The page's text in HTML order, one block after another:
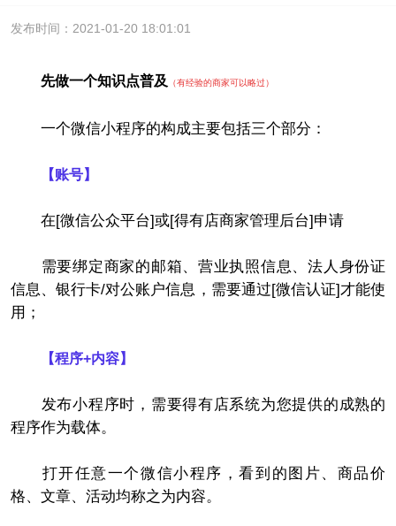
发布时间：2021-01-20 18:01:01
先做一个知识点普及 （有经验的商家可以略过）
一个微信小程序的构成主要包括三个部分：
【账号】
在[微信公众平台]或[得有店商家管理后台]申请
需要绑定商家的邮箱、营业执照信息、法人身份证
信息、银行卡/对公账户信息，需要通过[微信认证]才能使
用；
【程序+内容】
发布小程序时，需要得有店系统为您提供的成熟的
程序作为载体。
打开任意一个微信小程序，看到的图片、商品价
格、文章、活动均称之为内容。